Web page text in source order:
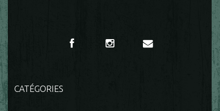
CATÉGORIES